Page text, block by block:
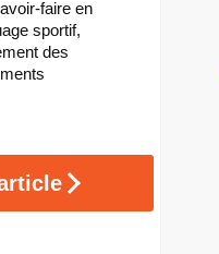
faire en
sportif,
des